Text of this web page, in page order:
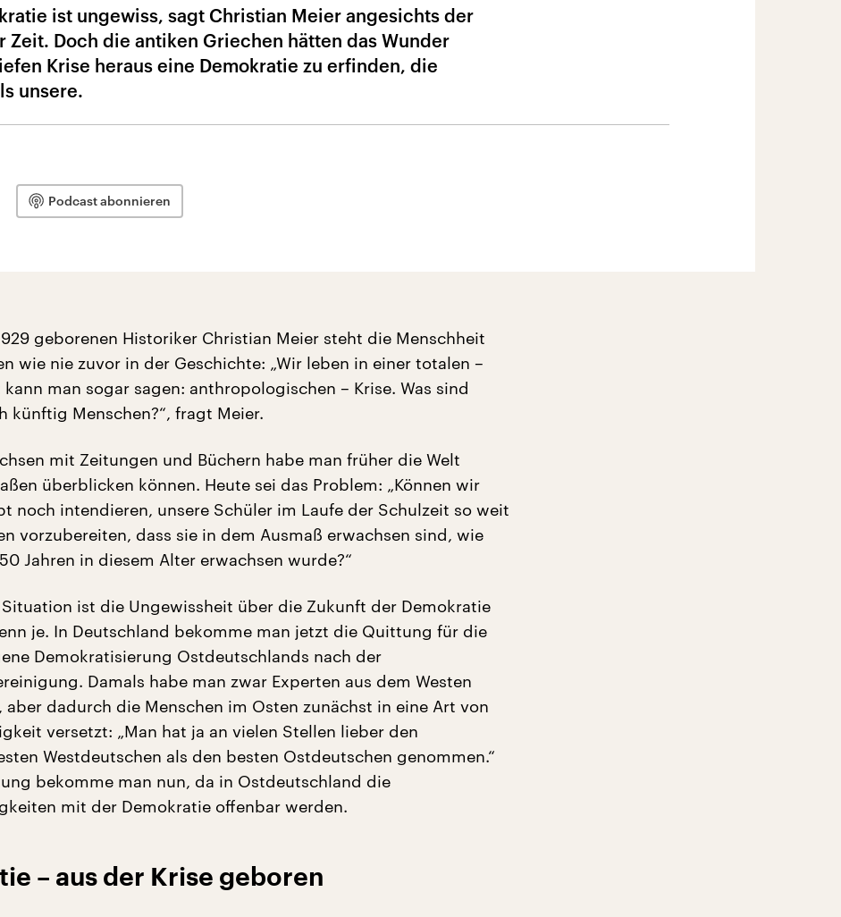
ist ungewiss, sagt Christian Meier angesichts der
Zeit. Doch die antiken Griechen hätten das Wunder
Krise heraus eine Demokratie zu erfinden, die
unsere.
Podcast abonnieren
geborenen Historiker Christian Meier steht die Menschheit
wie nie zuvor in der Geschichte: „Wir leben in einer totalen –
man sogar sagen: anthropologischen – Krise. Was sind
künftig Menschen?“, fragt Meier.
mit Zeitungen und Büchern habe man früher die Welt
überblicken können. Heute sei das Problem: „Können wir
noch intendieren, unsere Schüler im Laufe der Schulzeit so weit
vorzubereiten, dass sie in dem Ausmaß erwachsen sind, wie
Jahren in diesem Alter erwachsen wurde?“
ist die Ungewissheit über die Zukunft der Demokratie
je. In Deutschland bekomme man jetzt die Quittung für die
Demokratisierung Ostdeutschlands nach der
Damals habe man zwar Experten aus dem Westen
dadurch die Menschen im Osten zunächst in eine Art von
versetzt: „Man hat ja an vielen Stellen lieber den
Westdeutschen als den besten Ostdeutschen genommen.“
bekomme man nun, da in Ostdeutschland die
mit der Demokratie offenbar werden.
– aus der Krise geboren